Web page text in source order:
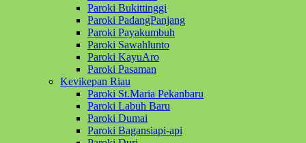
Paroki Bukittinggi
Paroki PadangPanjang
Paroki Payakumbuh
Paroki Sawahlunto
Paroki KayuAro
Paroki Pasaman
Kevikepan Riau
Paroki St.Maria Pekanbaru
Paroki Labuh Baru
Paroki Dumai
Paroki Bagansiapi-api